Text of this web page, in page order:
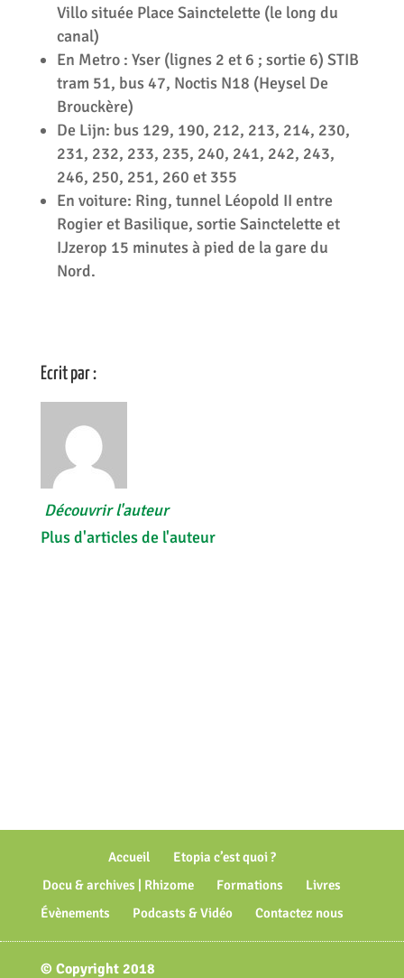
Villo située Place Sainctelette (le long du
canal)
En Metro : Yser (lignes 2 et 6 ; sortie 6) STIB
tram 51, bus 47, Noctis N18 (Heysel De
Brouckère)
De Lijn: bus 129, 190, 212, 213, 214, 230,
231, 232, 233, 235, 240, 241, 242, 243,
246, 250, 251, 260 et 355
En voiture: Ring, tunnel Léopold II entre
Rogier et Basilique, sortie Sainctelette et
IJzerop 15 minutes à pied de la gare du
Nord.
Ecrit par :
Découvrir l'auteur
Plus d'articles de l'auteur
Accueil
Etopia c’est quoi ?
Docu & archives | Rhizome
Formations
Livres
Évènements
Podcasts & Vidéo Contactez nous
© Copyright 2018